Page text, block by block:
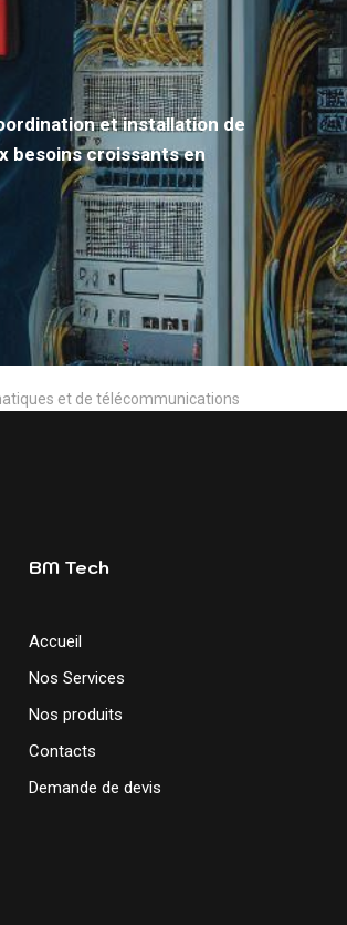
et installation de
besoins croissants en
et de télécommunications
BM Tech
Accueil
Nos Services
Nos produits
Contacts
Demande de devis